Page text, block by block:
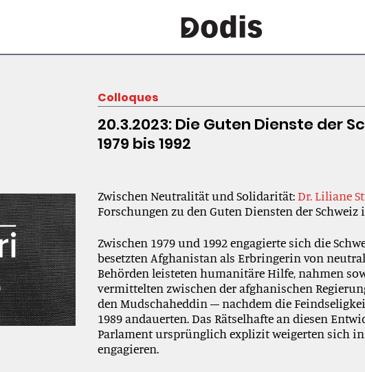
Colloques
20.3.2023: Die Guten Dienste der
1979 bis 1992
Zwischen Neutralität und Solidarität:Dr. Liliane
Forschungen zu den Guten Diensten der
Zwischen 1979 und 1992 engagierte sich die
besetzten Afghanistan als Erbringerin von
Behörden leisteten humanitäre Hilfe, nahmen
vermittelten zwischen der afghanischen
den Mudschaheddin –nachdem die
1989 andauerten. Das Rätselhafte an diesen
Parlamentursprünglich explizit weigerten sich
engagieren.